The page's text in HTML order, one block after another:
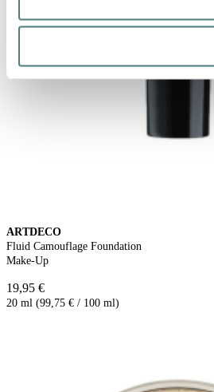
ARTDECO
Fluid Camouflage Foundation
Make-Up
19,95 €
20 ml (99,75 € / 100 ml)